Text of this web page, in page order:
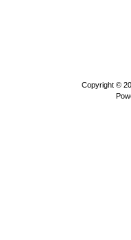
Copyright ©